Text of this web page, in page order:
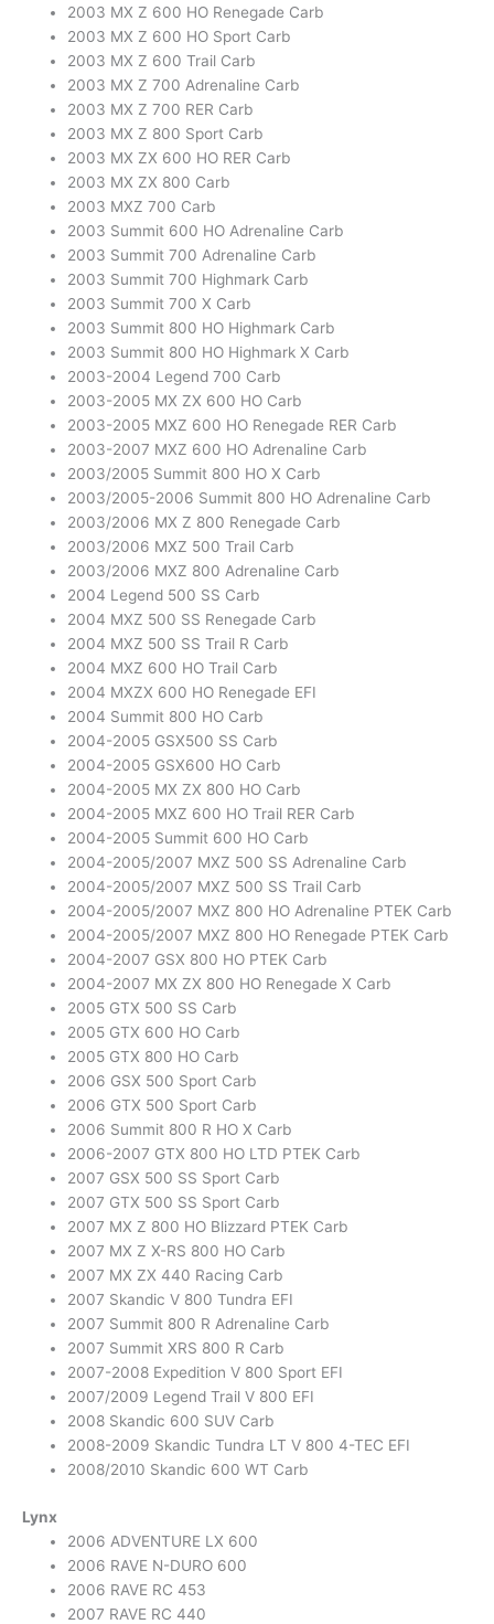
2003 MX Z 600 HO Renegade Carb
2003 MX Z 600 HO Sport Carb
2003 MX Z 600 Trail Carb
2003 MX Z 700 Adrenaline Carb
2003 MX Z 700 RER Carb
2003 MX Z 800 Sport Carb
2003 MX ZX 600 HO RER Carb
2003 MX ZX 800 Carb
2003 MXZ 700 Carb
2003 Summit 600 HO Adrenaline Carb
2003 Summit 700 Adrenaline Carb
2003 Summit 700 Highmark Carb
2003 Summit 700 X Carb
2003 Summit 800 HO Highmark Carb
2003 Summit 800 HO Highmark X Carb
2003-2004 Legend 700 Carb
2003-2005 MX ZX 600 HO Carb
2003-2005 MXZ 600 HO Renegade RER Carb
2003-2007 MXZ 600 HO Adrenaline Carb
2003/2005 Summit 800 HO X Carb
2003/2005-2006 Summit 800 HO Adrenaline Carb
2003/2006 MX Z 800 Renegade Carb
2003/2006 MXZ 500 Trail Carb
2003/2006 MXZ 800 Adrenaline Carb
2004 Legend 500 SS Carb
2004 MXZ 500 SS Renegade Carb
2004 MXZ 500 SS Trail R Carb
2004 MXZ 600 HO Trail Carb
2004 MXZX 600 HO Renegade EFI
2004 Summit 800 HO Carb
2004-2005 GSX500 SS Carb
2004-2005 GSX600 HO Carb
2004-2005 MX ZX 800 HO Carb
2004-2005 MXZ 600 HO Trail RER Carb
2004-2005 Summit 600 HO Carb
2004-2005/2007 MXZ 500 SS Adrenaline Carb
2004-2005/2007 MXZ 500 SS Trail Carb
2004-2005/2007 MXZ 800 HO Adrenaline PTEK Carb
2004-2005/2007 MXZ 800 HO Renegade PTEK Carb
2004-2007 GSX 800 HO PTEK Carb
2004-2007 MX ZX 800 HO Renegade X Carb
2005 GTX 500 SS Carb
2005 GTX 600 HO Carb
2005 GTX 800 HO Carb
2006 GSX 500 Sport Carb
2006 GTX 500 Sport Carb
2006 Summit 800 R HO X Carb
2006-2007 GTX 800 HO LTD PTEK Carb
2007 GSX 500 SS Sport Carb
2007 GTX 500 SS Sport Carb
2007 MX Z 800 HO Blizzard PTEK Carb
2007 MX Z X-RS 800 HO Carb
2007 MX ZX 440 Racing Carb
2007 Skandic V 800 Tundra EFI
2007 Summit 800 R Adrenaline Carb
2007 Summit XRS 800 R Carb
2007-2008 Expedition V 800 Sport EFI
2007/2009 Legend Trail V 800 EFI
2008 Skandic 600 SUV Carb
2008-2009 Skandic Tundra LT V 800 4-TEC EFI
2008/2010 Skandic 600 WT Carb
Lynx
2006 ADVENTURE LX 600
2006 RAVE N-DURO 600
2006 RAVE RC 453
2007 RAVE RC 440